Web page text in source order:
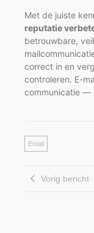
Met de juiste
reputatie
betrouwbare,
correct in en
controleren. E-
communicatie —
Email
Vorig bericht